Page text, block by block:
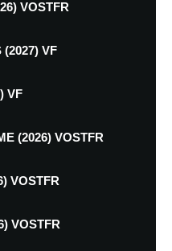
VOSTFR
VF
VF
(2026) VOSTFR
VOSTFR
VOSTFR